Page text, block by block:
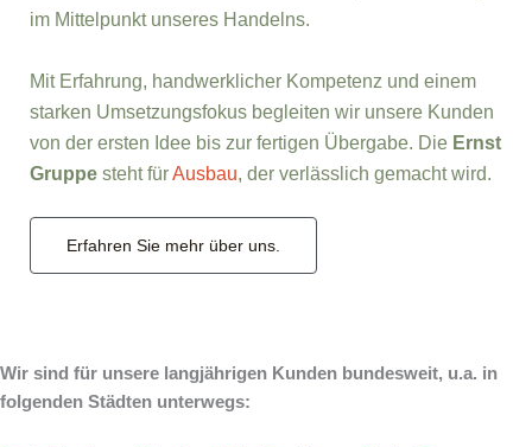
im Mittelpunkt unseres Handelns.
Mit Erfahrung, handwerklicher Kompetenz und einem
starken Umsetzungsfokus begleiten wir unsere Kunden
von der ersten Idee bis zur fertigen Übergabe. Die Ernst
Gruppe steht fürAusbau, der verlässlich gemacht wird.
Erfahren Sie mehr über uns.
Wir sind für unsere langjährigen Kunden bundesweit, u.a. in
folgenden Städten unterwegs: